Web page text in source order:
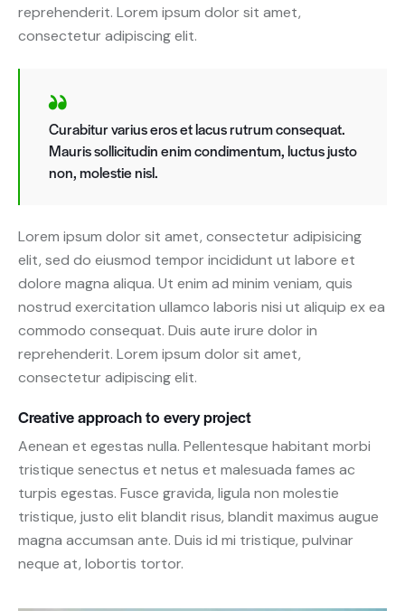
reprehenderit. Lorem ipsum dolor sit amet,
consectetur adipiscing elit.
Curabitur varius eros et lacus rutrum consequat.
Mauris sollicitudin enim condimentum, luctus justo
non, molestie nisl.
Lorem ipsum dolor sit amet, consectetur adipisicing
elit, sed do eiusmod tempor incididunt ut labore et
dolore magna aliqua. Ut enim ad minim veniam, quis
nostrud exercitation ullamco laboris nisi ut aliquip ex ea
commodo consequat. Duis aute irure dolor in
reprehenderit. Lorem ipsum dolor sit amet,
consectetur adipiscing elit.
Creative approach to every project
Aenean et egestas nulla. Pellentesque habitant morbi
tristique senectus et netus et malesuada fames ac
turpis egestas. Fusce gravida, ligula non molestie
tristique, justo elit blandit risus, blandit maximus augue
magna accumsan ante. Duis id mi tristique, pulvinar
neque at, lobortis tortor.